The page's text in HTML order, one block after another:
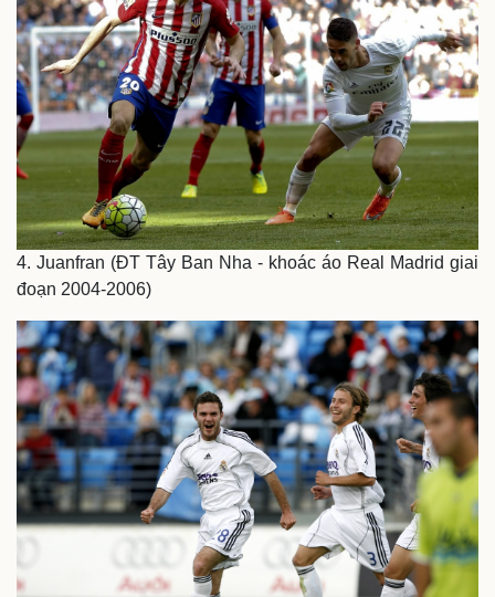
Tỷ giá
Chứng khoán
Giá cà phê
4. Juanfran (ĐT Tây Ban Nha - khoác áo Real Madrid giai
đoạn 2004-2006)